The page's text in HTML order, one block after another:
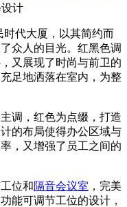
计
代大厦，以其简约而
众人的目光。红黑色调
又展现了时尚与前卫的
足地洒落在室内，为整
调，红色为点缀，打造
的布局使得办公区域与
，又增强了员工之间的
位和隔音会议室 ，完美
能可调节工位的设计，